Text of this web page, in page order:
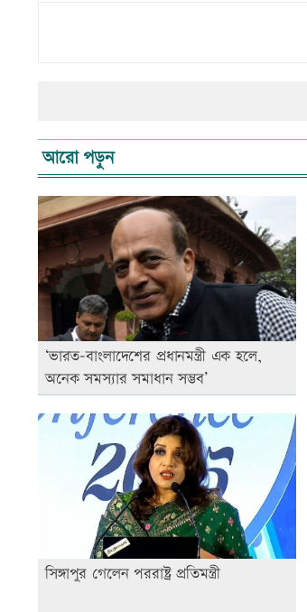
আরো পড়ুন
‘ভারত-বাংলাদেশের প্রধানমন্ত্রী এক হলে,
অনেক সমস্যার সমাধান সম্ভব’
সিঙ্গাপুর গেলেন পররাষ্ট্র প্রতিমন্ত্রী